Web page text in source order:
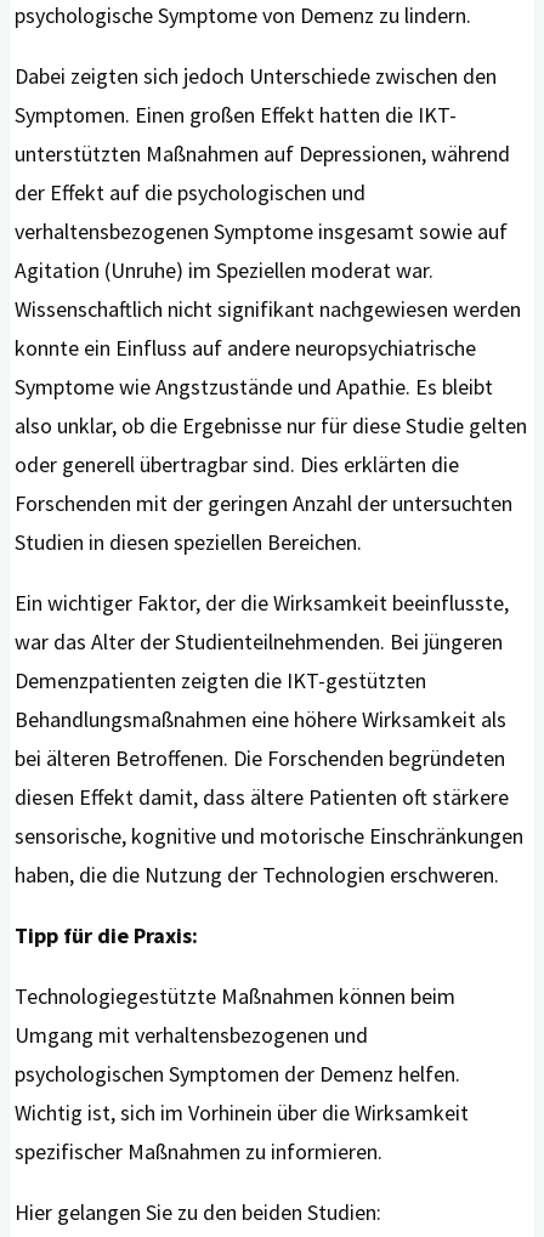
psychologische Symptome von Demenz zu lindern.
Dabei zeigten sich jedoch Unterschiede zwischen den
Symptomen. Einen großen Effekt hatten die IKT-
unterstützten Maßnahmen auf Depressionen, während
der Effekt auf die psychologischen und
verhaltensbezogenen Symptome insgesamt sowie auf
Agitation (Unruhe) im Speziellen moderat war.
Wissenschaftlich nicht signifikant nachgewiesen werden
konnte ein Einfluss auf andere neuropsychiatrische
Symptome wie Angstzustände und Apathie. Es bleibt
also unklar, ob die Ergebnisse nur für diese Studie gelten
oder generell übertragbar sind. Dies erklärten die
Forschenden mit der geringen Anzahl der untersuchten
Studien in diesen speziellen Bereichen.
Ein wichtiger Faktor, der die Wirksamkeit beeinflusste,
war das Alter der Studienteilnehmenden. Bei jüngeren
Demenzpatienten zeigten die IKT-gestützten
Behandlungsmaßnahmen eine höhere Wirksamkeit als
bei älteren Betroffenen. Die Forschenden begründeten
diesen Effekt damit, dass ältere Patienten oft stärkere
sensorische, kognitive und motorische Einschränkungen
haben, die die Nutzung der Technologien erschweren.
Tipp für die Praxis:
Technologiegestützte Maßnahmen können beim
Umgang mit verhaltensbezogenen und
psychologischen Symptomen der Demenz helfen.
Wichtig ist, sich im Vorhinein über die Wirksamkeit
spezifischer Maßnahmen zu informieren.
Hier gelangen Sie zu den beiden Studien: